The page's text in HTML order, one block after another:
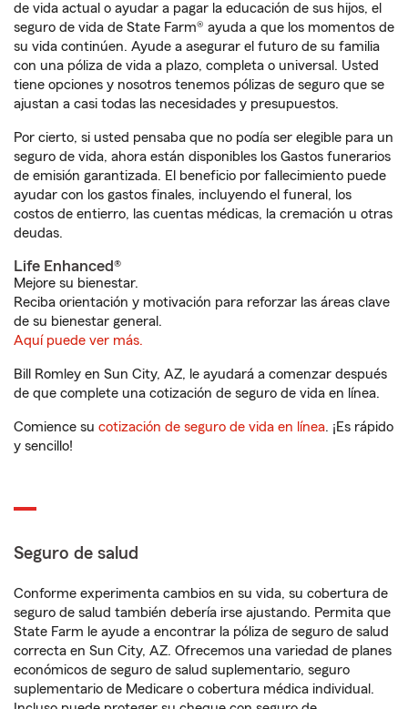
de vida actual o ayudar a pagar la educación de sus hijos, el
seguro de vida de State Farm® ayuda a que los momentos de
su vida continúen. Ayude a asegurar el futuro de su familia
con una póliza de vida a plazo, completa o universal. Usted
tiene opciones y nosotros tenemos pólizas de seguro que se
ajustan a casi todas las necesidades y presupuestos.
Por cierto, si usted pensaba que no podía ser elegible para un
seguro de vida, ahora están disponibles los Gastos funerarios
de emisión garantizada. El beneficio por fallecimiento puede
ayudar con los gastos finales, incluyendo el funeral, los
costos de entierro, las cuentas médicas, la cremación u otras
deudas.
Life Enhanced®
Mejore su bienestar.
Reciba orientación y motivación para reforzar las áreas clave
de su bienestar general.
Aquí puede ver más.
Bill Romley en Sun City, AZ, le ayudará a comenzar después
de que complete una cotización de seguro de vida en línea.
Comience su cotización de seguro de vida en línea. ¡Es rápido
y sencillo!
Seguro de salud
Conforme experimenta cambios en su vida, su cobertura de
seguro de salud también debería irse ajustando. Permita que
State Farm le ayude a encontrar la póliza de seguro de salud
correcta en Sun City, AZ. Ofrecemos una variedad de planes
económicos de seguro de salud suplementario, seguro
suplementario de Medicare o cobertura médica individual.